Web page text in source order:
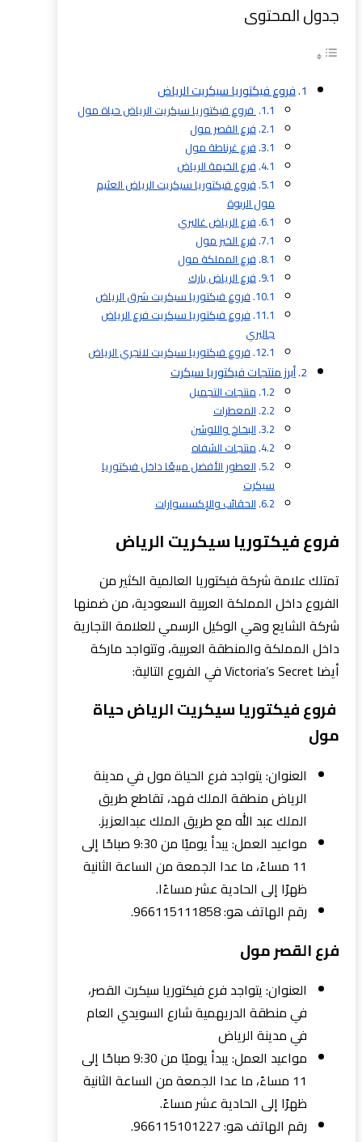
جدول المحتوى
فروع فيكتوريا سيكريت الرياض
فروع فيكتوريا سيكريت الرياض حياة مول
فرع القصر مول
فرع غرناطة مول
فرع الخيمة الرياض
فروع فيكتوريا سيكريت الرياض العثيم
مول الربوة
فرع الرياض غاليري
فرع الخير مول
فرع المملكة مول
فرع الرياض بارك
فروع فيكتوريا سيكريت شرق الرياض
فروع فيكتوريا سيكريت فرع الرياض
جاليري
فروع فيكتوريا سيكريت لانجري الرياض
أبرز منتجات فيكتوريا سيكرت
منتجات التجميل
المعطرات
البخاخ واللوشن
منتجات الشفاه
العطور الأفضل مبيعًا داخل فيكتوريا
سيكرت
الحقائب والإكسسوارات
فروع فيكتوريا سيكريت الرياض
تمتلك علامة شركة فيكتوريا العالمية الكثير من
الفروع داخل المملكة العربية السعودية، من ضمنها
شركة الشايع وهي الوكيل الرسمي للعلامة التجارية
داخل المملكة والمنطقة العربية، وتتواجد ماركة
أيضا Victoria’s Secret في الفروع التالية:
فروع فيكتوريا سيكريت الرياض حياة
مول
العنوان: يتواجد فرع الحياة مول في مدينة
الرياض منطقة الملك فهد، تقاطع طريق
الملك عبد الله مع طريق الملك عبدالعزيز.
مواعيد العمل: يبدأ يوميًا من 9:30 صباحًا إلى
11 مساءً، ما عدا الجمعة من الساعة الثانية
ظهرًا إلى الحادية عشر مساءًا.
رقم الهاتف هو: 966115111858.
فرع القصر مول
العنوان: يتواجد فرع فيكتوريا سيكرت القصر،
في منطقة الدريهمية شارع السويدي العام
في مدينة الرياض
مواعيد العمل: يبدأ يوميًا من 9:30 صباحًا إلى
11 مساءً، ما عدا الجمعة من الساعة الثانية
ظهرًا إلى الحادية عشر مساءً.
رقم الهاتف هو: 966115101227.